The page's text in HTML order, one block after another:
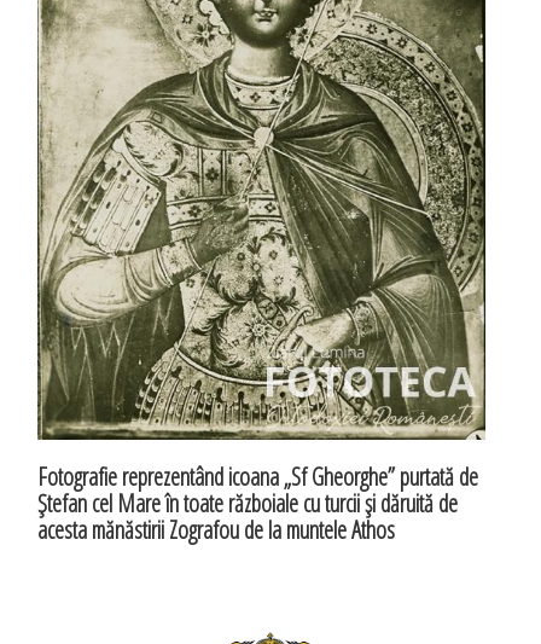
Fotografie reprezentând icoana „Sf Gheorghe” purtată de
Ştefan cel Mare în toate războiale cu turcii şi dăruită de
acesta mănăstirii Zografou de la muntele Athos